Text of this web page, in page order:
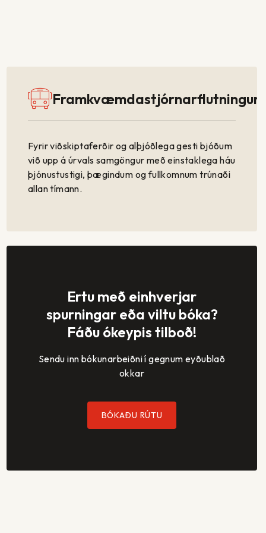
Framkvæmdastjórnarflutningur
Fyrir viðskiptaferðir og alþjóðlega gesti bjóðum
við upp á úrvals samgöngur með einstaklega háu
þjónustustigi, þægindum og fullkomnum trúnaði
allan tímann.
Ertu með einhverjar
spurningar eða viltu bóka?
Fáðu ókeypis tilboð!
Sendu inn bókunarbeiðni í gegnum eyðublað
okkar
BÓKAÐU RÚTU